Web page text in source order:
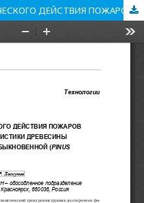
ИЗУЧЕНИЕ ВЛИЯНИЯ ПЕРИОДИЧЕСКОГО ДЕЙСТВИЯ ПОЖАРОВ НА ФИЗИКО-ХИМИЧЕСКИЕ ХАРАКТЕРИСТИКИ ДРЕВЕСИНЫ В ГОДИЧНЫХ ПРИРОСТАХ СОСНЫ ОБЫКНОВЕННОЙ (PINUS SYLVESTRIS L.)